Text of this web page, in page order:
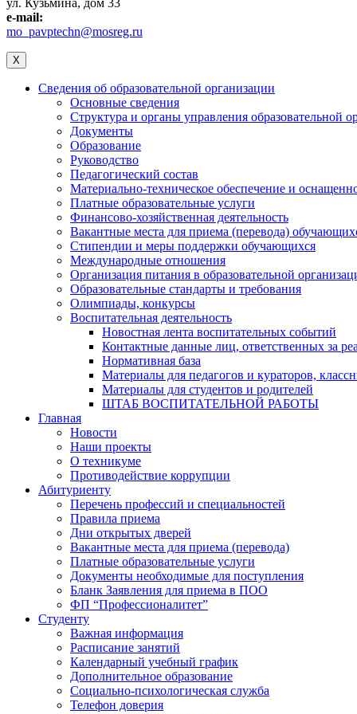
e-mail:
mo_pavptechn@mosreg.ru
X
Сведения об образовательной организации
Основные сведения
Структура и органы управления образовательной
Документы
Образование
Руководство
Педагогический состав
Материально-техническое обеспечение и
Платные образовательные услуги
Финансово-хозяйственная деятельность
Вакантные места для приема (перевода)
Стипендии и меры поддержки обучающихся
Международные отношения
Организация питания в образовательной
Образовательные стандарты и требования
Олимпиады, конкурсы
Воспитательная деятельность
Новостная лента воспитательных событий
Контактные данные лиц, ответственных за
Нормативная база
Материалы для педагогов и кураторов,
Материалы для студентов и родителей
ШТАБ ВОСПИТАТЕЛЬНОЙ РАБОТЫ
Главная
Новости
Наши проекты
О техникуме
Противодействие коррупции
Абитуриенту
Перечень профессий и специальностей
Правила приема
Дни открытых дверей
Вакантные места для приема (перевода)
Платные образовательные услуги
Документы необходимые для поступления
Бланк Заявления для приема в ПОО
ФП “Профессионалитет”
Студенту
Важная информация
Расписание занятий
Календарный учебный график
Дополнительное образование
Социально-психологическая служба
Телефон доверия